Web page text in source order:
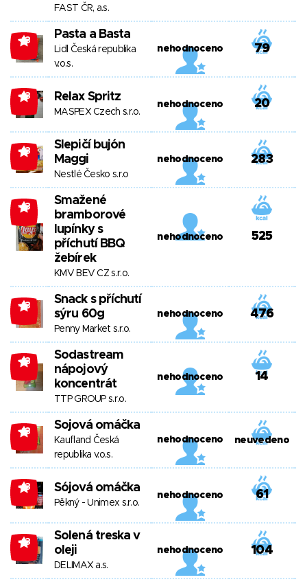
FAST ČR, a.s.
-13 Pasta a Basta
Lidl Česká republika
v.o.s.
nehodnoceno 79
-13 Relax Spritz
MASPEX Czech s.r.o.
nehodnoceno 20
-13
Slepičí bujón
Maggi
Nestlé Česko s.r.o
nehodnoceno 283
-13
Smažené
bramborové
lupínky s
příchutí BBQ
žebírek
KMV BEV CZ s.r.o.
nehodnoceno 525
-13
Snack s příchutí
sýru 60g
Penny Market s.r.o.
nehodnoceno 476
-13
Sodastream
nápojový
koncentrát
TTP GROUP s.r.o.
nehodnoceno 14
-13 Sojová omáčka
Kaufland Česká
republika v.o.s.
nehodnoceno neuvedeno
-13 Sójová omáčka
Pěkný - Unimex s.r.o.
nehodnoceno 61
-13
Solená treska v
oleji
DELIMAX a.s.
nehodnoceno 104